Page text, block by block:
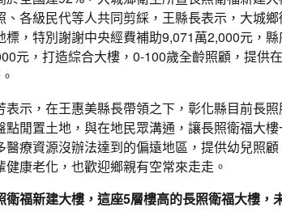
各級民代等人共同剪綵，王縣長表示，大城
，特別謝謝中央經費補助9,071萬2,000元，
元，打造綜合大樓，0-100歲全齡照顧，提供
表示，在王惠美縣長帶領之下，彰化縣目前長
點閒置土地，與在地民眾溝通，讓長照衛福大
醫療資源沒辦法達到的偏遠地區，提供幼兒照
康老化，也歡迎鄉親有空常來走走。
福新建大樓，這座5層樓高的長照衛福大樓，